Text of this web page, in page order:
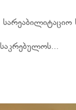
საკრებულოს...